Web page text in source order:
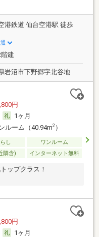
港鉄道 仙台空港駅 徒歩
建
岩沼市下野郷字北谷地
円
1ヶ月
ルーム（40.94m2）
し
ワンルーム
隣含) インターネット無料
ップクラス！
円
1ヶ月